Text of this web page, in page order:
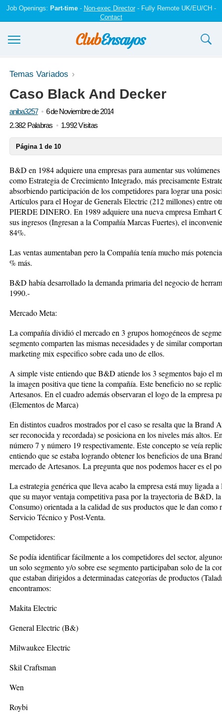
Job Openings: Part-time- Non-exec Director- Fully Remote UK/EU/CH -
Contact
Ensayos y trabajos
Registrarse
Iniciar sesión
Temas Variados
Caso Black And Decker
aniba3257
6 de Noviembre de 2014
2.382 Palabras
1.992 Visitas
Página 1 de 10
B&D en 1984 adquiere una empresas para aumentar sus
como Estrategia de Crecimiento Integrado, más precisamente
absorbiendo participación de los competidores para lograr una
Artículos para el Hogar de Generals Electric (212 millones) entre
PIERDE DINERO. En 1989 adquiere una nueva empresa Emhart
sus ingresos (Ingresan a la Compañía Marcas Fuertes), el
84%.
Las ventas aumentaban pero la Compañía tenía mucho más
% más.
B&D había desarrollado la demanda primaria del negocio de
1990.-
Mercado Meta:
La compañía dividió el mercado en 3 grupos homogéneos de
segmento comparten las mismas necesidades y de similar
marketing mix especifico sobre cada uno de ellos.
A simple viste entiendo que B&D atiende los 3 segmentos bajo el
la imagen positiva que tiene la compañía. Este beneficio no se
Artesanos. En el cuadro además observaran el logo de la empresa
(Elementos de Marca)
En distintos cuadros mostrados por el caso se resalta que la Brand
ser reconocida y recordada) se posiciona en los niveles más altos.
número 7 y número 19 respectivamente. Este concepto se veía
entiendo que se estaba logrando obtener los beneficios de una
mercado de Artesanos. La pregunta que nos podemos hacer es el
La estrategia genérica que lleva acabo la empresa está muy ligada
que su mayor ventaja competitiva pasa por la trayectoria de B&D,
Consumo) orientada a la calidad de sus productos que le dan como
Servicio Técnico y Post-Venta.
Competidores:
Se podía identificar fácilmente a los competidores del sector,
un solo segmento y/o sobre ese segmento participaban solo de la
que estaban dirigidos a determinadas categorías de productos
encontramos:
Makita Electric
General Electric (B&)
Milwaukee Electric
Skil Craftsman
Wen
Roybi